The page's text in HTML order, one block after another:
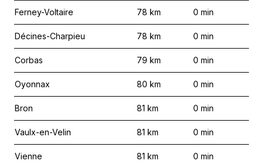
Ferney-Voltaire 78 km 0 min
Décines-Charpieu 78 km 0 min
Corbas 79 km 0 min
Oyonnax 80 km 0 min
Bron 81 km 0 min
Vaulx-en-Velin 81 km 0 min
Vienne 81 km 0 min